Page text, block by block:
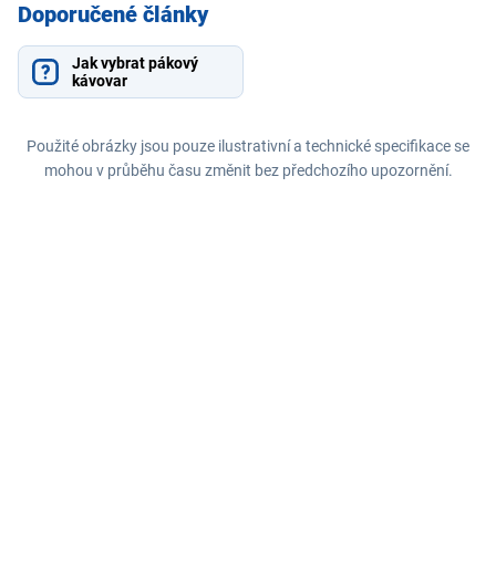
Doporučené články
Jak vybrat pákový
kávovar
Použité obrázky jsou pouze ilustrativní a technické specifikace se
mohou v průběhu času změnit bez předchozího upozornění.